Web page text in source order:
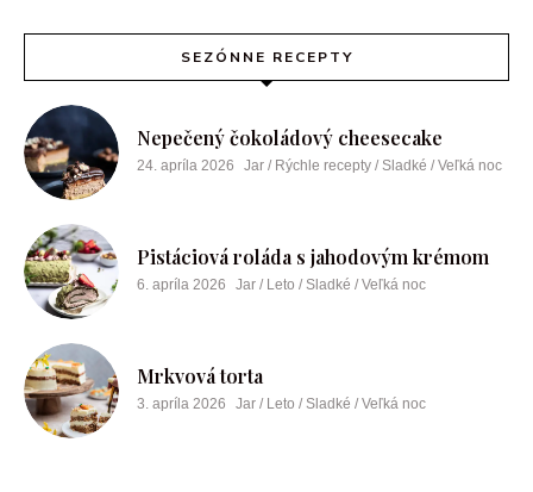
SEZÓNNE RECEPTY
Nepečený čokoládový cheesecake
24. apríla 2026 Jar / Rýchle recepty / Sladké / Veľká noc
Pistáciová roláda s jahodovým krémom
6. apríla 2026 Jar / Leto / Sladké / Veľká noc
Mrkvová torta
3. apríla 2026 Jar / Leto / Sladké / Veľká noc